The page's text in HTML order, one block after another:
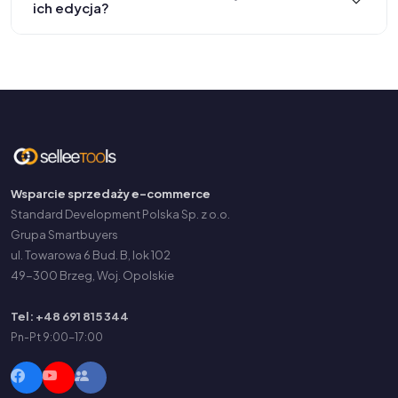
ich edycja?
Wsparcie sprzedaży e-commerce
Standard Development Polska Sp. z o.o.
Grupa Smartbuyers
ul. Towarowa 6 Bud. B, lok 102
49-300 Brzeg, Woj. Opolskie
Tel: +48 691 815 344
Pn-Pt 9:00-17:00